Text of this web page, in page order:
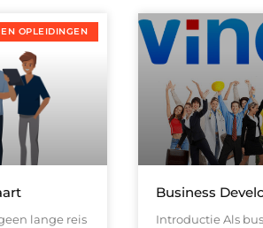
OPLEIDINGEN
lange reis
Business
Introductie Als